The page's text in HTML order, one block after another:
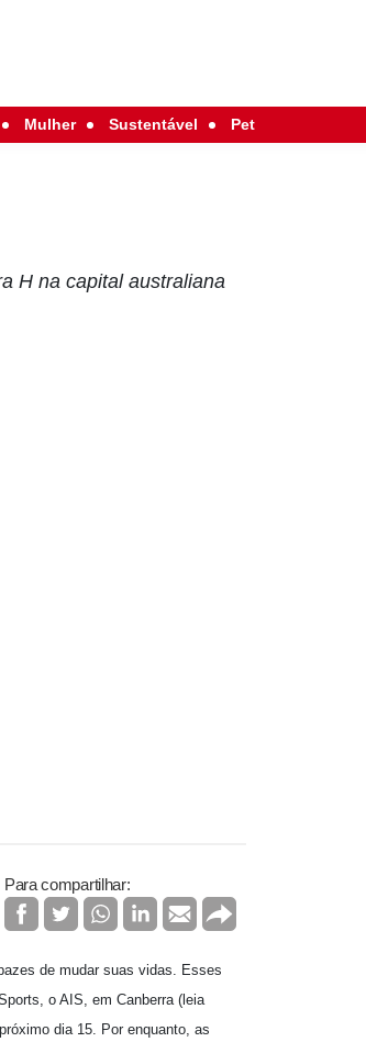
Mulher Sustentável Pet
H na capital australiana
Para compartilhar:
de mudar suas vidas. Esses
o AIS, em Canberra (leia
dia 15. Por enquanto, as